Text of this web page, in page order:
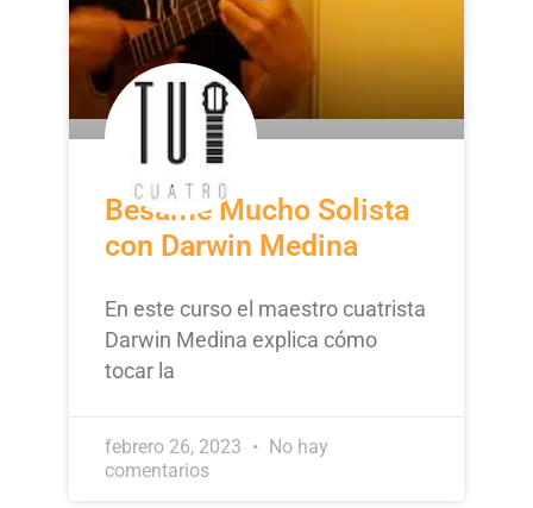
Besame Mucho Solista
con Darwin Medina
En este curso el maestro cuatrista
Darwin Medina explica cómo
tocar la
febrero 26, 2023
No hay
comentarios